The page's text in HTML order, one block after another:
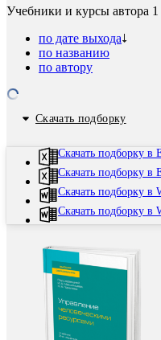
Учебники и курсы автора 1
по дате выхода
по названию
по автору
Скачать подборку
Скачать подборку в
Скачать подборку в
Скачать подборку в
Скачать подборку в